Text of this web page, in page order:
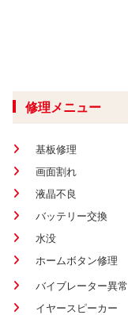
修理メニュー
基板修理
画面割れ
液晶不良
バッテリー交換
水没
ホームボタン修理
バイブレーター異常
イヤースピーカー